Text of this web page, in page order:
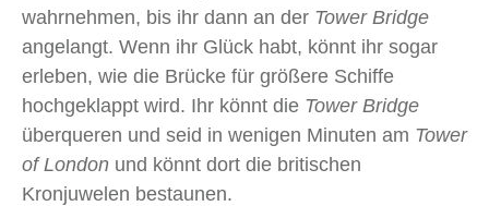
wahrnehmen, bis ihr dann an der Tower Bridge
angelangt. Wenn ihr Glück habt, könnt ihr sogar
erleben, wie die Brücke für größere Schiffe
hochgeklappt wird. Ihr könnt die Tower Bridge
überqueren und seid in wenigen Minuten am Tower
of London und könnt dort die britischen
Kronjuwelen bestaunen.